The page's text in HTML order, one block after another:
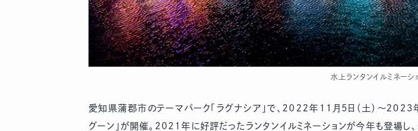
水上ランタンイルミネーシ
愛知県蒲郡市のテーマパーク「ラグナシア」で、2022年11月5日（土）～2023
グーン」が開催。2021年に好評だったランタンイルミネーションが今年も登場し